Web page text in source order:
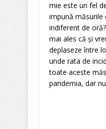
mie este un fel
impună măsurile
indiferent de
mai ales că și
deplaseze între
unde rata de
toate aceste
pandemia, dar